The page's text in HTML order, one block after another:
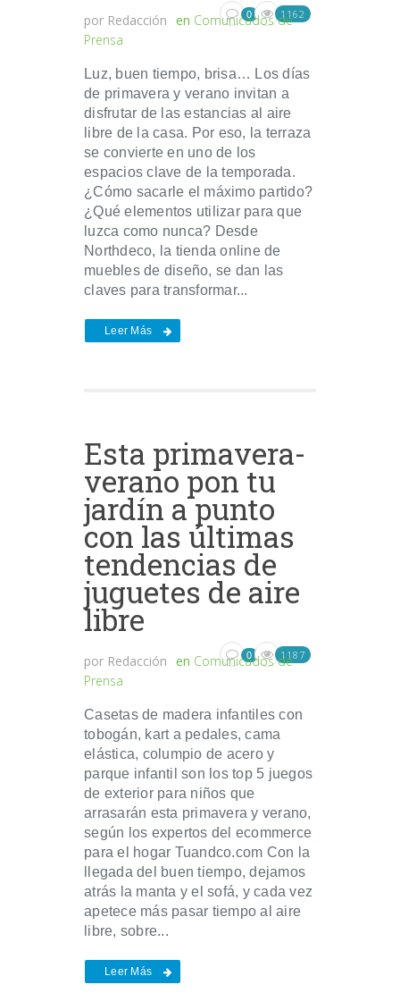
por Redacción en Comunicados de
Prensa
0 1162
Luz, buen tiempo, brisa… Los días
de primavera y verano invitan a
disfrutar de las estancias al aire
libre de la casa. Por eso, la terraza
se convierte en uno de los
espacios clave de la temporada.
¿Cómo sacarle el máximo partido?
¿Qué elementos utilizar para que
luzca como nunca? Desde
Northdeco, la tienda online de
muebles de diseño, se dan las
claves para transformar...
Leer Más
Esta primavera-
verano pon tu
jardín a punto
con las últimas
tendencias de
juguetes de aire
libre
por Redacción en Comunicados de
Prensa
0 1187
Casetas de madera infantiles con
tobogán, kart a pedales, cama
elástica, columpio de acero y
parque infantil son los top 5 juegos
de exterior para niños que
arrasarán esta primavera y verano,
según los expertos del ecommerce
para el hogar Tuandco.com Con la
llegada del buen tiempo, dejamos
atrás la manta y el sofá, y cada vez
apetece más pasar tiempo al aire
libre, sobre...
Leer Más